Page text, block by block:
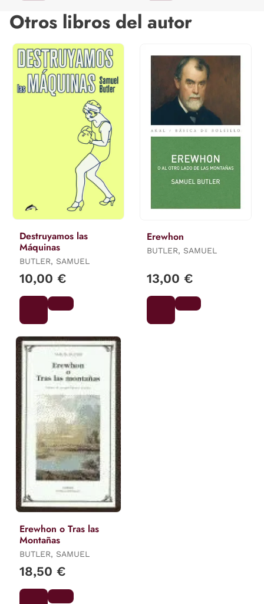
Otros libros del autor
Destruyamos las
Máquinas
BUTLER, SAMUEL
10,00 €
Erewhon
BUTLER, SAMUEL
13,00 €
Erewhon o Tras las
Montañas
BUTLER, SAMUEL
18,50 €